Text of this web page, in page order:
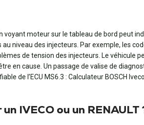
moteur sur le tableau de bord peut
niveau des injecteurs. Par exemple, les
de tension des injecteurs. Le véhicule
en cause. Un passage de valise de
de l’ECU MS6.3 : Calculateur BOSCH
IVECO ou un RENAULT